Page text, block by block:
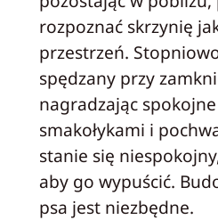
rozpoznać skrzynię
przestrzeń.
spędzany przy
nagradzając
smakołykami i
stanie się
aby go wypuścić.
psa jest niezbędne.